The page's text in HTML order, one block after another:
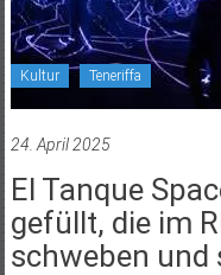
Kultur Teneriffa
24. April 2025
El Tanque
gefüllt, die im
schweben und